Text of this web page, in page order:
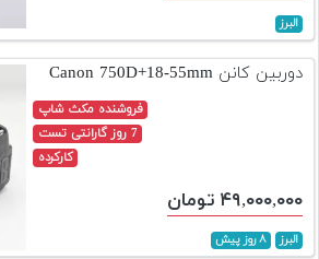
و
تجهیزات
مکث
دست
دوم
البرز
دوربین کانن Canon 750D+18-55mm
فروشنده مکث شاپ
7 روز گارانتی تست
کارکرده
۴۹,۰۰۰,۰۰۰ تومان
البرز ۸ روز پیش